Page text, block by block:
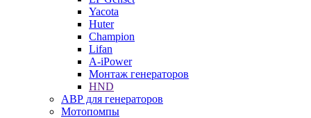
Yacota
Huter
Champion
Lifan
A-iPower
Монтаж генераторов
HND
АВР для генераторов
Мотопомпы